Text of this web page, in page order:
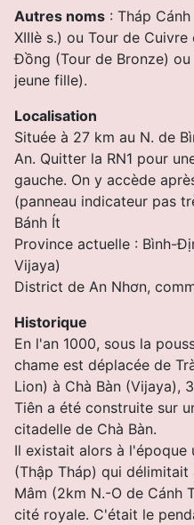
Autres noms : Tháp
XIIIè s.) ou Tour de Cuivre
Đồng (Tour de Bronze)
jeune fille).
Localisation
Située à 27 km au N. de
An. Quitter la RN1 pour
gauche. On y accède
(panneau indicateur pas
Bánh Ít
Province actuelle : Bình-
Vijaya)
District de An Nhơn,
Historique
En l'an 1000, sous la
chame est déplacée de
Lion) à Chà Bàn (Vijaya),
Tiên a été construite sur
citadelle de Chà Bàn.
Il existait alors à l'époque
(Thập Tháp) qui délimitait
Mâm (2km N.-O de Cánh
cité royale. C'était le